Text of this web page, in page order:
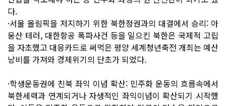
다.
·서울 올림픽을 저지하기 위한 북한정권과의 대결에서 승리: 아
웅산 테러, 대한항공 폭파사건 등을 일으킨 북한은 국제적 고립
을 자초했고 대응카드로 써먹은 평양 세계청년축전 개최는 예산
낭비를 가져와 경제위기의 단초가 되었다.
·학생운동권에 친북 좌익 이념 확산: 민주화 운동의 흐름속에서
북한세력과 연계되거나 자생적인 좌익이념이 확산되기 시작했